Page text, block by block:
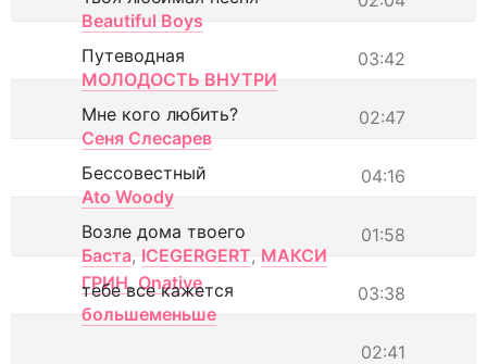
Beautiful Boys
03:42
Путеводная
МОЛОДОСТЬ ВНУТРИ
02:47
Мне кого любить?
Сеня Слесарев
04:16
Бессовестный
Ato Woody
01:58
Возле дома твоего
Баста, ICEGERGERT, МАКСИ
ГРИН, Onative 03:38
тебе все кажется
большеменьше
02:41